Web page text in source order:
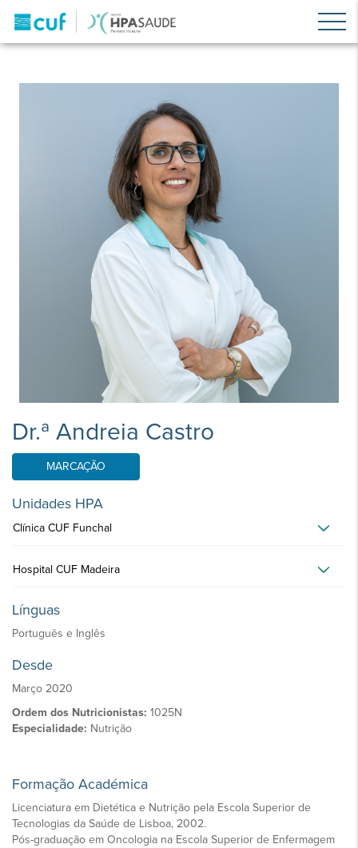
Dr.ª Andreia Castro
MARCAÇÃO
Unidades HPA
Clínica CUF Funchal
Hospital CUF Madeira
Línguas
Português e Inglês
Desde
Março 2020
Ordem dos Nutricionistas: 1025N
Especialidade: Nutrição
Formação Académica
Licenciatura em Dietética e Nutrição pela Escola Superior de
Tecnologias da Saúde de Lisboa, 2002.
Pós-graduação em Oncologia na Escola Superior de Enfermagem